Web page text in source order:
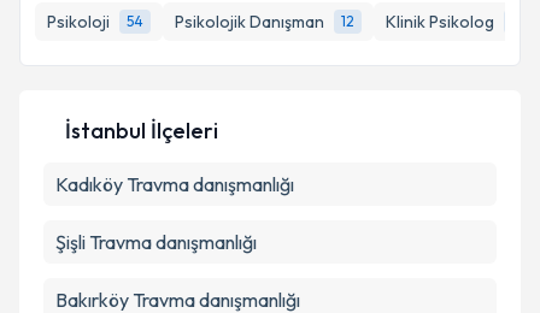
Psikoloji
54 Psikolojik Danışman 12 Klinik Psikolog
İstanbul İlçeleri
Kadıköy Travma danışmanlığı
Şişli Travma danışmanlığı
Bakırköy Travma danışmanlığı